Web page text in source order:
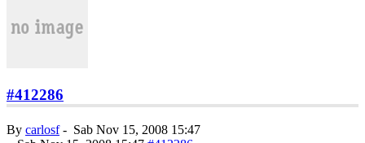
#412286
By carlosf- Sab Nov 15, 2008 15:47